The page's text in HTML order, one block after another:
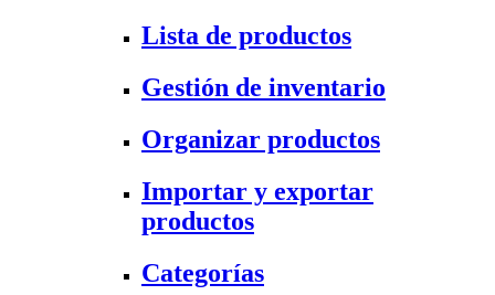
Lista de productos
Gestión de inventario
Organizar productos
Importar y exportar
productos
Categorías